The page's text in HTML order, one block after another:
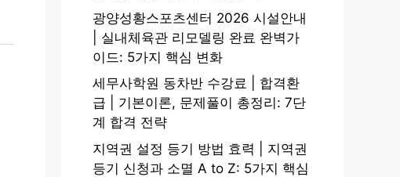
광양성황스포츠센터 2026 시설안내
| 실내체육관 리모델링 완료 완벽가
이드: 5가지 핵심 변화
세무사학원 동차반 수강료 | 합격환
급 | 기본이론, 문제풀이 총정리: 7단
계 합격 전략
지역권 설정 등기 방법 효력 | 지역권
등기 신청과 소멸 A to Z: 5가지 핵심